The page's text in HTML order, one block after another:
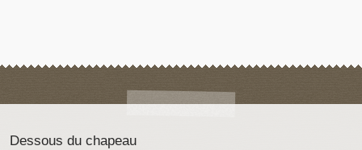
Dessous du chapeau